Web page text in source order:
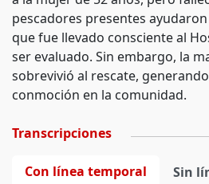
pescadores presentes
que fue llevado consciente al
ser evaluado. Sin embargo, la
sobrevivió al rescate,
conmoción en la comunidad.
Transcripciones
Con línea temporal Sin